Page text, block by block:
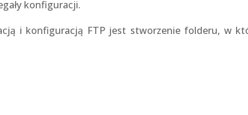
konfiguracji.
i konfiguracją FTP jest stworzenie folderu, w